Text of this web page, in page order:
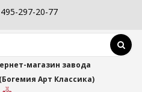
297-20-77
магазин завода
Арт Классика)